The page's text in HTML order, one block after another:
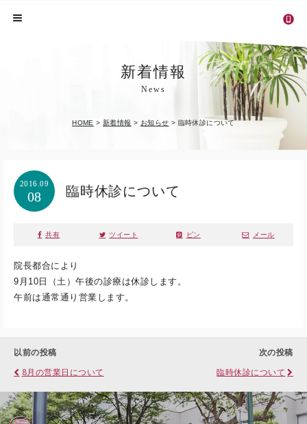
新着情報
News
HOME > 新着情報 > お知らせ > 臨時休診について
2016.09
08 臨時休診について
共有 ツイート ピン メール
院長都合により
9月10日（土）午後の診療は休診します。
午前は通常通り営業します。
以前の投稿
8月の営業日について
次の投稿
臨時休診について